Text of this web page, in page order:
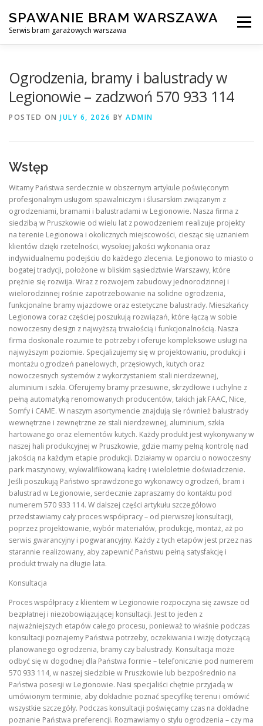
content
SPAWANIE BRAM WARSZAWA
Serwis bram garażowych warszawa
Menu
Ogrodzenia, bramy i balustrady w
Legionowie – zadzwoń 570 933 114
POSTED ON JULY 6, 2026 BY ADMIN
Wstęp
Witamy Państwa serdecznie w obszernym artykule poświęconym
profesjonalnym usługom spawalniczym i ślusarskim związanym z
ogrodzeniami, bramami i balustradami w Legionowie. Nasza firma z
siedzibą w Pruszkowie od wielu lat z powodzeniem realizuje projekty
na terenie Legionowa i okolicznych miejscowości, ciesząc się uznaniem
klientów dzięki rzetelności, wysokiej jakości wykonania oraz
indywidualnemu podejściu do każdego zlecenia. Legionowo to miasto o
bogatej tradycji, położone w bliskim sąsiedztwie Warszawy, które
prężnie się rozwija. Wraz z rozwojem zabudowy jednorodzinnej i
wielorodzinnej rośnie zapotrzebowanie na solidne ogrodzenia,
funkcjonalne bramy wjazdowe oraz estetyczne balustrady. Mieszkańcy
Legionowa coraz częściej poszukują rozwiązań, które łączą w sobie
nowoczesny design z najwyższą trwałością i funkcjonalnością. Nasza
firma doskonale rozumie te potrzeby i oferuje kompleksowe usługi na
najwyższym poziomie. Specjalizujemy się w projektowaniu, produkcji i
montażu ogrodzeń panelowych, przęsłowych, kutych oraz
nowoczesnych systemów z wykorzystaniem stali nierdzewnej,
aluminium i szkła. Oferujemy bramy przesuwne, skrzydłowe i uchylne z
pełną automatyką renomowanych producentów, takich jak FAAC, Nice,
Somfy i CAME. W naszym asortymencie znajdują się również balustrady
wewnętrzne i zewnętrzne ze stali nierdzewnej, aluminium, szkła
hartowanego oraz elementów kutych. Każdy produkt jest wykonywany w
naszej hali produkcyjnej w Pruszkowie, gdzie mamy pełną kontrolę nad
jakością na każdym etapie produkcji. Działamy w oparciu o nowoczesny
park maszynowy, wykwalifikowaną kadrę i wieloletnie doświadczenie.
Jeśli poszukują Państwo sprawdzonego wykonawcy ogrodzeń, bram i
balustrad w Legionowie, serdecznie zapraszamy do kontaktu pod
numerem 570 933 114. W dalszej części artykułu szczegółowo
przedstawiamy cały proces współpracy – od pierwszej konsultacji,
poprzez projektowanie, wybór materiałów, produkcję, montaż, aż po
serwis gwarancyjny i pogwarancyjny. Każdy z tych etapów jest przez nas
starannie realizowany, aby zapewnić Państwu pełną satysfakcję i
produkt trwały na długie lata.
Konsultacja
Proces współpracy z klientem w Legionowie rozpoczyna się zawsze od
bezpłatnej i niezobowiązującej konsultacji. Jest to jeden z
najważniejszych etapów całego procesu, ponieważ to właśnie podczas
konsultacji poznajemy Państwa potrzeby, oczekiwania i wizję dotyczącą
planowanego ogrodzenia, bramy czy balustrady. Konsultacja może
odbyć się w dogodnej dla Państwa formie – telefonicznie pod numerem
570 933 114, w naszej siedzibie w Pruszkowie lub bezpośrednio na
Państwa posesji w Legionowie. Nasi specjaliści chętnie przyjadą w
umówionym terminie, aby dokładnie poznać specyfikę terenu i omówić
wszystkie szczegóły. Podczas konsultacji poświęcamy czas na dokładne
poznanie Państwa preferencji. Rozmawiamy o stylu ogrodzenia – czy ma